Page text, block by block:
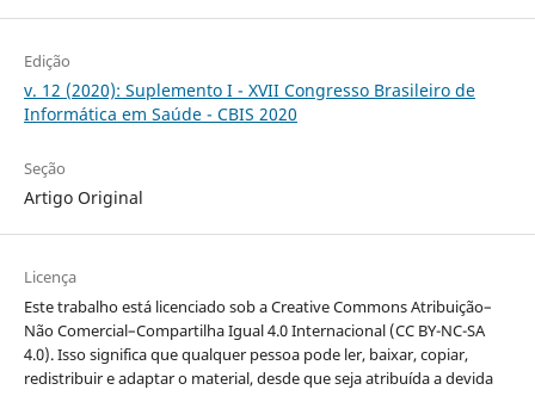
Edição
v. 12 (2020): Suplemento I - XVII Congresso Brasileiro de
Informática em Saúde - CBIS 2020
Seção
Artigo Original
Licença
Este trabalho está licenciado sob a Creative Commons Atribuição–
Não Comercial–Compartilha Igual 4.0 Internacional (CC BY-NC-SA
4.0). Isso significa que qualquer pessoa pode ler, baixar, copiar,
redistribuir e adaptar o material, desde que seja atribuída a devida